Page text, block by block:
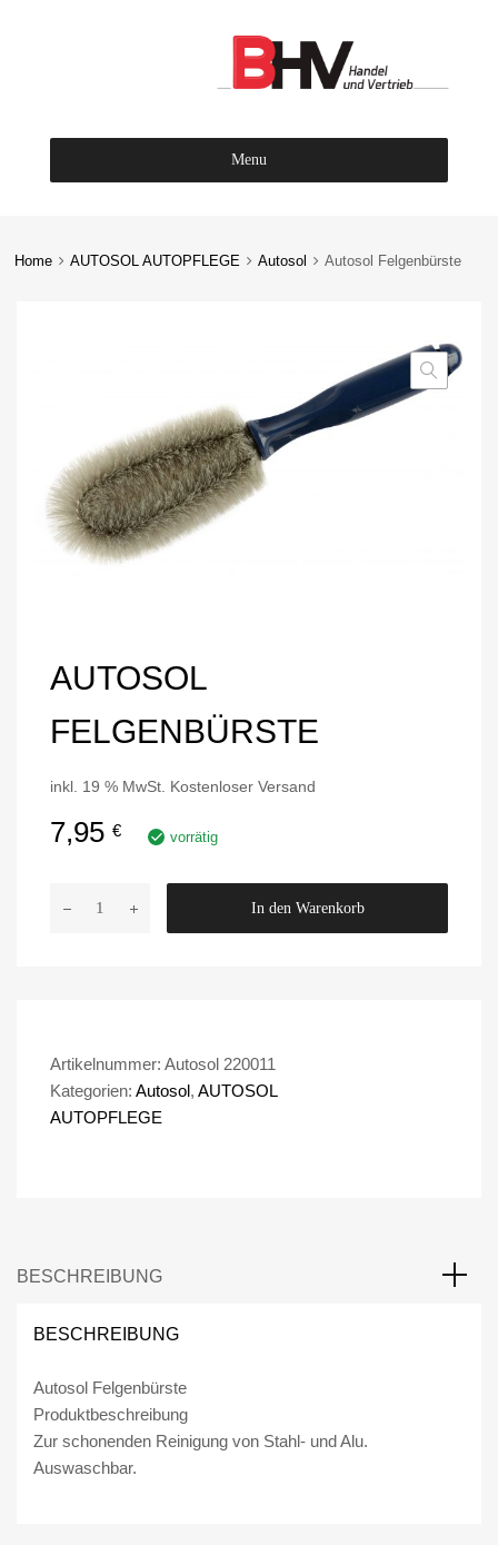
Menu
Home AUTOSOL AUTOPFLEGE Autosol Autosol Felgenbürste
AUTOSOL
FELGENBÜRSTE
inkl. 19 % MwSt. Kostenloser Versand
7,95 € vorrätig
e
ü
s
In den Warenkorb
Artikelnummer: Autosol 220011
Kategorien: Autosol, AUTOSOL
AUTOPFLEGE
BESCHREIBUNG
BESCHREIBUNG
Autosol Felgenbürste
Produktbeschreibung
Zur schonenden Reinigung von Stahl- und Alu.
Auswaschbar.